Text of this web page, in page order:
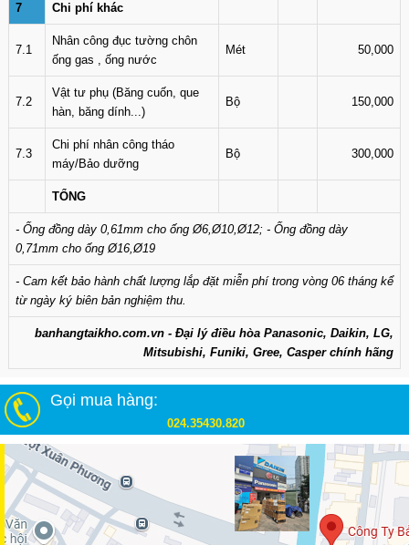
7 Chi phí khác
7.1
Nhân công đục tường chôn
ống gas , ống nước
Mét 50,000
7.2
Vật tư phụ (Băng cuốn, que
hàn, băng dính...)
Bộ 150,000
7.3
Chi phí nhân công tháo
máy/Bảo dưỡng
Bộ 300,000
TỔNG
- Ống đồng dày 0,61mm cho ống Ø6,Ø10,Ø12; - Ống đồng dày
0,71mm cho ống Ø16,Ø19
- Cam kết bảo hành chất lượng lắp đặt miễn phí trong vòng 06 tháng kể
từ ngày ký biên bản nghiệm thu.
banhangtaikho.com.vn - Đại lý điều hòa Panasonic, Daikin, LG,
Mitsubishi, Funiki, Gree, Casper chính hãng
Gọi mua hàng:
024.35430.820